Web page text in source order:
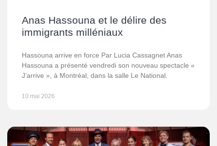
Anas Hassouna et le délire des
immigrants milléniaux
Hassouna arrive en force Par Lucia Cassagnet Anas
Hassouna a présenté vendredi son nouveau spectacle «
J’arrive », à Montréal, dans la salle Le National.
10 mai 2026